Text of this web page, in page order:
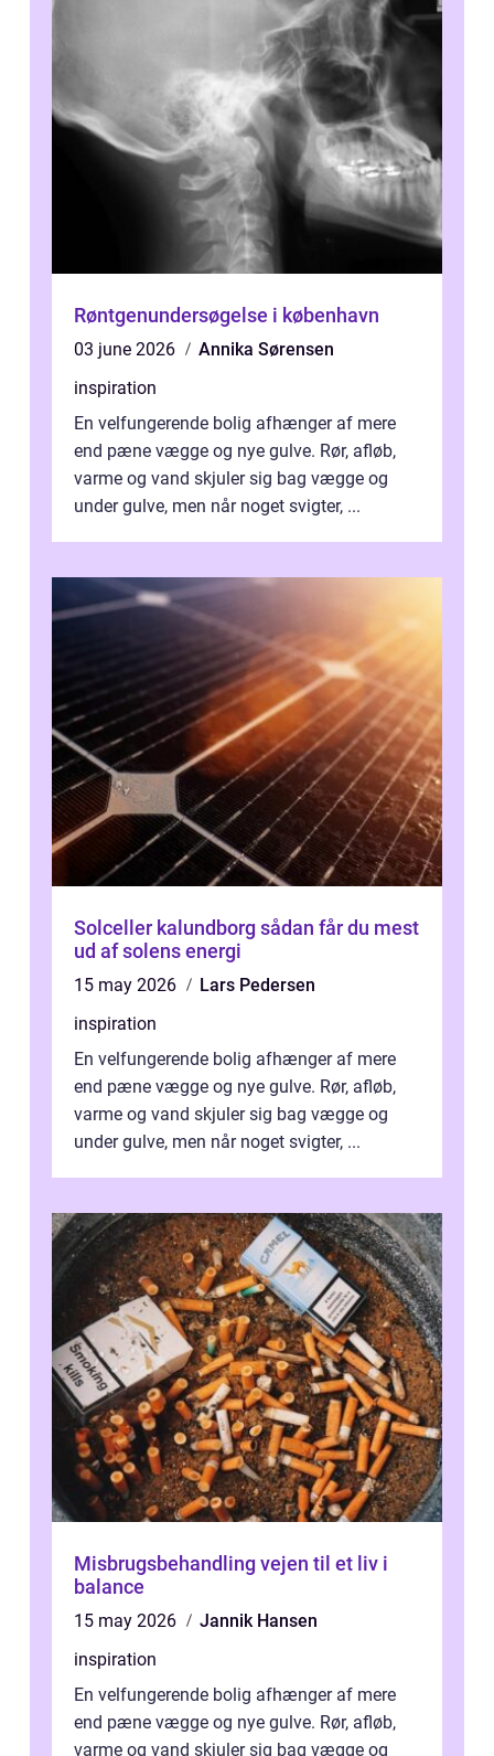
Røntgenundersøgelse i københavn
03 june 2026
Annika Sørensen
inspiration
En velfungerende bolig afhænger af mere
end pæne vægge og nye gulve. Rør, afløb,
varme og vand skjuler sig bag vægge og
under gulve, men når noget svigter, ...
Solceller kalundborg sådan får du mest
ud af solens energi
15 may 2026
Lars Pedersen
inspiration
En velfungerende bolig afhænger af mere
end pæne vægge og nye gulve. Rør, afløb,
varme og vand skjuler sig bag vægge og
under gulve, men når noget svigter, ...
Misbrugsbehandling vejen til et liv i
balance
15 may 2026
Jannik Hansen
inspiration
En velfungerende bolig afhænger af mere
end pæne vægge og nye gulve. Rør, afløb,
varme og vand skjuler sig bag vægge og